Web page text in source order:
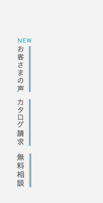
NEW